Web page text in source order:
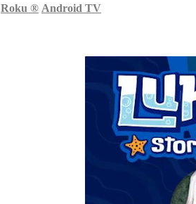
Roku ® Android TV